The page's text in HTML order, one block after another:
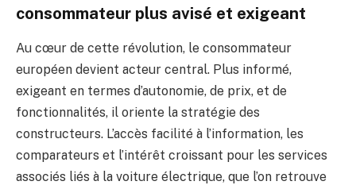
consommateur plus avisé et exigeant
Au cœur de cette révolution, le consommateur
européen devient acteur central. Plus informé,
exigeant en termes d’autonomie, de prix, et de
fonctionnalités, il oriente la stratégie des
constructeurs. L’accès facilité à l’information, les
comparateurs et l’intérêt croissant pour les services
associés liés à la voiture électrique, que l’on retrouve